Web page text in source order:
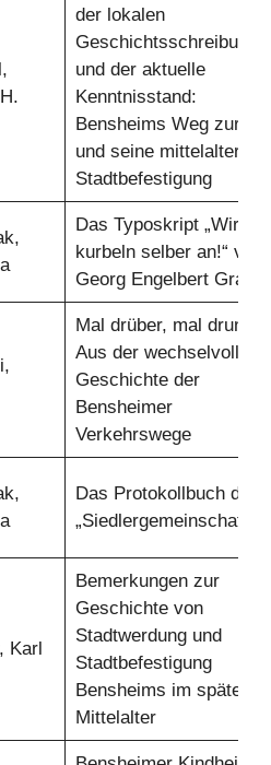
der lokalen
Geschichtsschreibung
und der aktuelle
Kenntnisstand:
Bensheims Weg zur
und seine
Stadtbefestigung
Das Typoskript „Wir
kurbeln selber an!“ von
Georg Engelbert Graf
Mal drüber, mal drunter:
Aus der wechselvollen
Geschichte der
Bensheimer
Verkehrswege
Das Protokollbuch der
„Siedlergemeinschaft“
Karl
Bemerkungen zur
Geschichte von
Stadtwerdung und
Stadtbefestigung
Bensheims im späten
Mittelalter